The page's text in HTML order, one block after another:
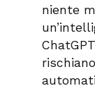
niente